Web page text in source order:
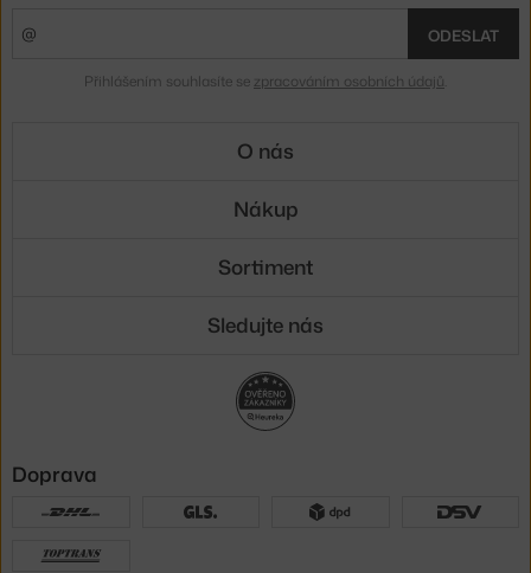
ODESLAT
Přihlášením souhlasíte se zpracováním osobních údajů
O nás
Nákup
Sortiment
Sledujte nás
Doprava